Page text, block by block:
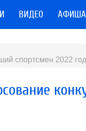
ВИДЕО АФИША
спортсмен 2022